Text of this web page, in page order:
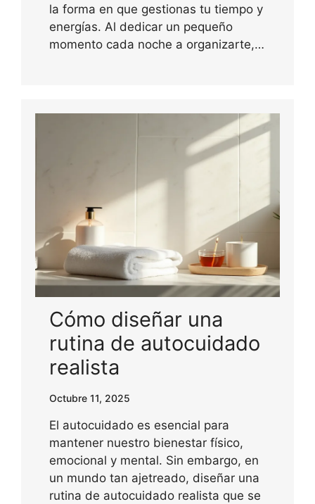
la forma en que gestionas tu tiempo y
energías. Al dedicar un pequeño
momento cada noche a organizarte,…
Cómo diseñar una
rutina de autocuidado
realista
Octubre 11, 2025
El autocuidado es esencial para
mantener nuestro bienestar físico,
emocional y mental. Sin embargo, en
un mundo tan ajetreado, diseñar una
rutina de autocuidado realista que se